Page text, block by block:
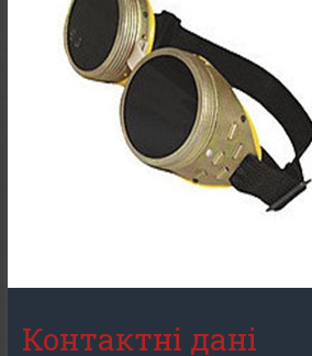
Контактні дані